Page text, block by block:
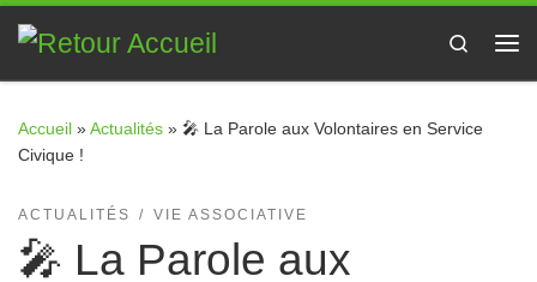
Passer au contenu
Search
Accueil »Actualités » 🎤 La Parole aux Volontaires en Service
Civique !
ACTUALITÉS VIE ASSOCIATIVE
🎤 La Parole aux